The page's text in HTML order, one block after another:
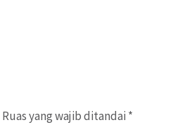
Ruas yang wajib ditandai *